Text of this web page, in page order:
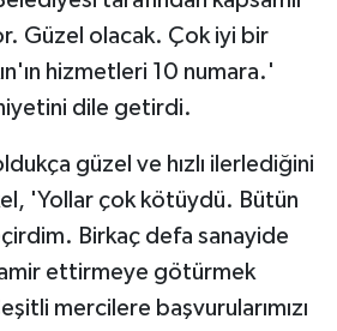
Güzel olacak. Çok iyi bir
hizmetleri 10 numara.'
dile getirdi.
güzel ve hızlı ilerlediğini
'Yollar çok kötüydü. Bütün
Birkaç defa sanayide
ettirmeye götürmek
mercilere başvurularımızı